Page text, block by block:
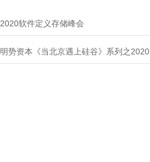
2020软件定义存储峰会
明势资本《当北京遇上硅谷》系列之2020年度开源峰会